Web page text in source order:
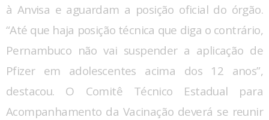
à Anvisa e aguardam a posição oficial do órgão.
“Até que haja posição técnica que diga o contrário,
Pernambuco não vai suspender a aplicação de
Pfizer em adolescentes acima dos 12 anos”,
destacou. O Comitê Técnico Estadual para
Acompanhamento da Vacinação deverá se reunir